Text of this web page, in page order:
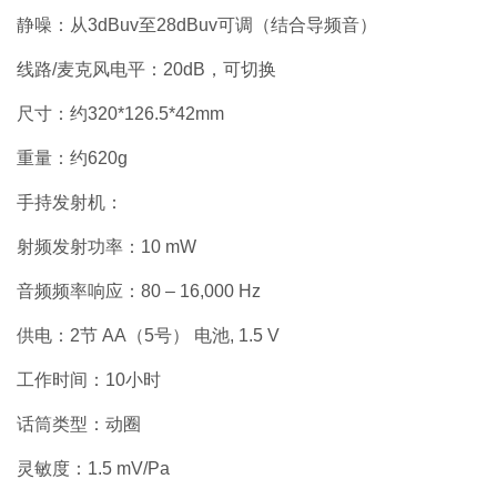
静噪：从3dBuv至28dBuv可调（结合导频音）
线路/麦克风电平：20dB，可切换
尺寸：约320*126.5*42mm
重量：约620g
手持发射机：
射频发射功率：10 mW
音频频率响应：80 – 16,000 Hz
供电：2节 AA（5号） 电池, 1.5 V
工作时间：10小时
话筒类型：动圈
灵敏度：1.5 mV/Pa